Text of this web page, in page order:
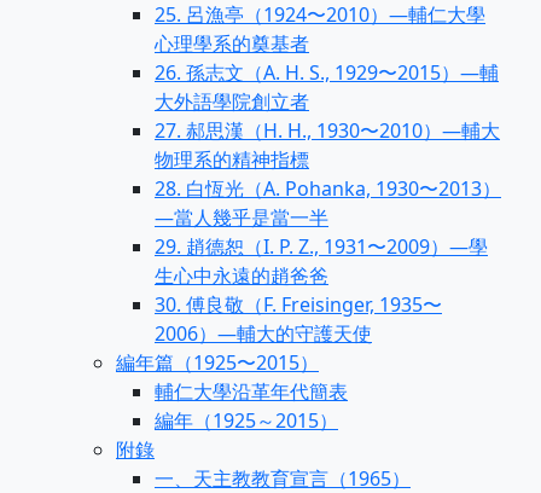
25. 呂漁亭（1924〜2010）—輔仁大學
心理學系的奠基者
26. 孫志文（A. H. S., 1929〜2015）—輔
大外語學院創立者
27. 郝思漢（H. H., 1930〜2010）—輔大
物理系的精神指標
28. 白恆光（A. Pohanka, 1930〜2013）
—當人幾乎是當一半
29. 趙德恕（I. P. Z., 1931〜2009）—學
生心中永遠的趙爸爸
30. 傅良敬（F. Freisinger, 1935〜
2006）—輔大的守護天使
編年篇（1925〜2015）
輔仁大學沿革年代簡表
編年（1925～2015）
附錄
一、天主教教育宣言（1965）